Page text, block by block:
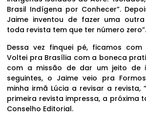
Brasil Indígena por Conhecer”.
Jaime inventou de fazer uma
toda revista tem que ter número zero”.
Dessa vez finquei pé, ficamos
Voltei pra Brasília com a boneca
com a missão de dar um jeito de
seguintes, o Jaime veio pra
minha irmã Lúcia a revisar a revista,
primeira revista impressa, a próxima
Conselho Editorial.